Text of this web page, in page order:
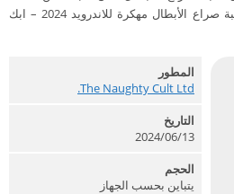
Apkdaroid ابك دارويد تحميل لعبة صراع الأبطال مهكرة للاندرويد 2024 – ابك
المطور
The Naughty Cult Ltd.‏
التاريخ
2024/06/13
الحجم
يتباين بحسب الجهاز